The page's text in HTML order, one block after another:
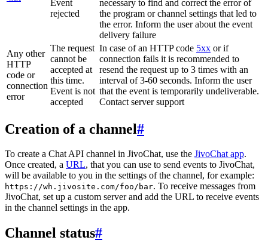
Event
rejected
necessary to find and correct the error of
the program or channel settings that led to
the error. Inform the user about the event
delivery failure
Any other
HTTP
code or
connection
error
The request
cannot be
accepted at
this time.
Event is not
accepted
In case of an HTTP code 5xx or if
connection fails it is recommended to
resend the request up to 3 times with an
interval of 3-60 seconds. Inform the user
that the event is temporarily undeliverable.
Contact server support
Creation of a channel#
To create a Chat API channel in JivoChat, use the JivoChat app.
Once created, a URL, that you can use to send events to JivoChat,
will be available to you in the settings of the channel, for example:
https://wh.jivosite.com/foo/bar. To receive messages from
JivoChat, set up a custom server and add the URL to receive events
in the channel settings in the app.
Channel status#